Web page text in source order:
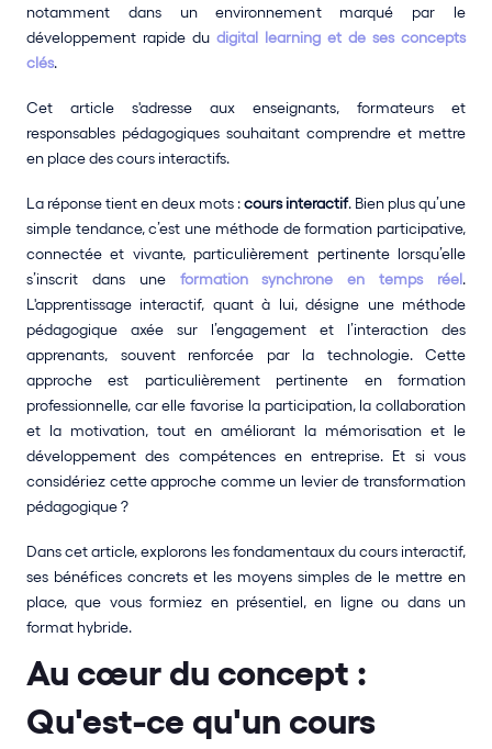
notamment dans un environnement marqué par le
développement rapide du digital learning et de ses concepts
clés.
Cet article s'adresse aux enseignants, formateurs et
responsables pédagogiques souhaitant comprendre et mettre
en place des cours interactifs.
La réponse tient en deux mots : cours interactif. Bien plus qu’une
simple tendance, c’est une méthode de formation participative,
connectée et vivante, particulièrement pertinente lorsqu’elle
s’inscrit dans une formation synchrone en temps réel.
L'apprentissage interactif, quant à lui, désigne une méthode
pédagogique axée sur l’engagement et l’interaction des
apprenants, souvent renforcée par la technologie. Cette
approche est particulièrement pertinente en formation
professionnelle, car elle favorise la participation, la collaboration
et la motivation, tout en améliorant la mémorisation et le
développement des compétences en entreprise. Et si vous
considériez cette approche comme un levier de transformation
pédagogique ?
Dans cet article, explorons les fondamentaux du cours interactif,
ses bénéfices concrets et les moyens simples de le mettre en
place, que vous formiez en présentiel, en ligne ou dans un
format hybride.
Au cœur du concept :
Qu'est-ce qu'un cours